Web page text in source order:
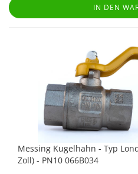
IN DEN
Messing Kugelhahn - Typ
Zoll) - PN10 066B034